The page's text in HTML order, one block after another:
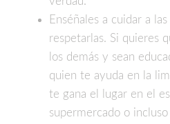
Enséñales a cuidar a
respetarlas. Si quieres
los demás y sean
quien te ayuda en la
te gana el lugar en el
supermercado o